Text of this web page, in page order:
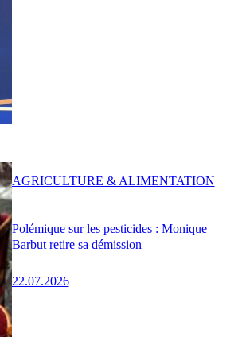
Polémique sur les pesticides : Monique
Barbut retire sa démission
22.07.2026
AGRICULTURE & ALIMENTATION